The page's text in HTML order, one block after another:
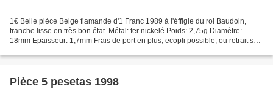
1€ Belle pièce Belge flamande d'1 Franc 1989 à l'éffigie du roi Baudoin,
tranche lisse en très bon état. Métal: fer nickelé Poids: 2,75g Diamètre:
18mm Epaisseur: 1,7mm Frais de port en plus, ecopli possible, ou retrait sur
Pièce 5 pesetas 1998